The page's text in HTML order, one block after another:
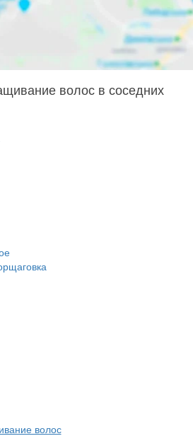
волос в соседних
волос